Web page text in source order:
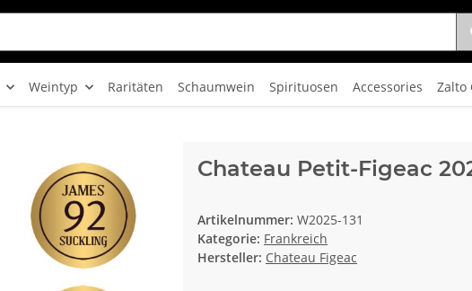
Weintyp Raritäten Schaumwein Spirituosen Accessories Zalto
Chateau Petit-Figeac
Artikelnummer: W2025-131
Kategorie: Frankreich
Hersteller: Chateau Figeac